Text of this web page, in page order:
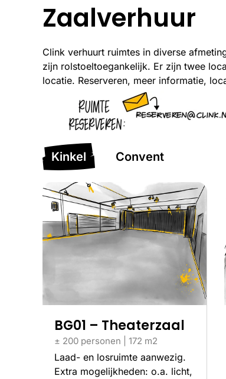
Zaalverhuur
Clink verhuurt ruimtes in diverse
zijn rolstoeltoegankelijk. Er zijn twee
locatie. Reserveren, meer informatie,
Kinkel Convent
BG01 – Theaterzaal
± 200 personen | 172 m2
Laad- en losruimte aanwezig.
Extra mogelijkheden: o.a. licht,